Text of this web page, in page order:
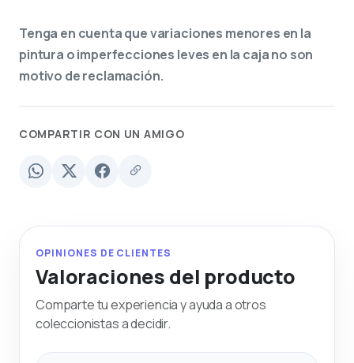
Tenga en cuenta que variaciones menores en la
pintura o imperfecciones leves en la caja no son
motivo de reclamación.
COMPARTIR CON UN AMIGO
OPINIONES DE CLIENTES
Valoraciones del producto
Comparte tu experiencia y ayuda a otros
coleccionistas a decidir.